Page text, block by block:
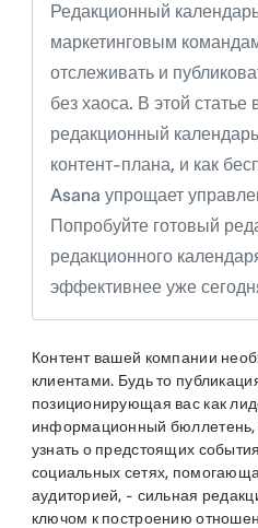
Редакционный
маркетинговым
отслеживать и
без хаоса. В этой статье
редакционный
контент-плана, и как
Asana упрощает
Попробуйте готовый
редакционного
эффективнее уже
Контент вашей компании
клиентами. Будь то
позиционирующая вас как
информационный
узнать о предстоящих
социальных сетях,
аудиторией, - сильная
ключом к построению